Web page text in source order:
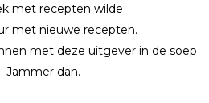
met recepten wilde
met nieuwe recepten.
met deze uitgever in de soep
Jammer dan.